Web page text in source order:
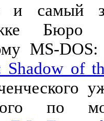
и самый
Бюро
MS-
Shadow of
по